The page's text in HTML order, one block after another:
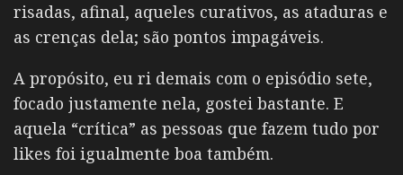
risadas, afinal, aqueles curativos, as ataduras e
as crenças dela; são pontos impagáveis.
A propósito, eu ri demais com o episódio sete,
focado justamente nela, gostei bastante. E
aquela “crítica” as pessoas que fazem tudo por
likes foi igualmente boa também.